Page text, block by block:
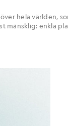
hela världen,
enkla